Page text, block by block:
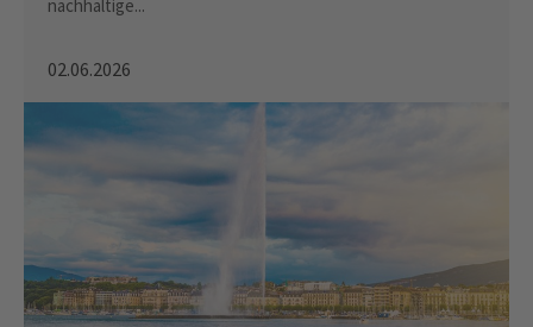
nachhaltige...
02.06.2026